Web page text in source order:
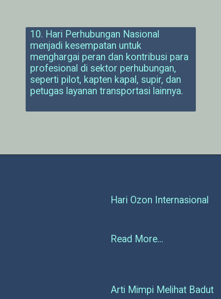
10. Hari Perhubungan Nasional
menjadi kesempatan untuk
menghargai peran dan kontribusi para
profesional di sektor perhubungan,
seperti pilot, kapten kapal, supir, dan
petugas layanan transportasi lainnya.
Hari Ozon Internasional
Read More...
Arti Mimpi Melihat Badut